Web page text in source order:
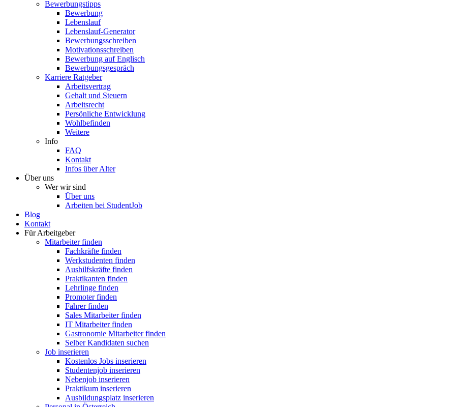
Bewerbungstipps
Bewerbung
Lebenslauf
Lebenslauf-Generator
Bewerbungsschreiben
Motivationsschreiben
Bewerbung auf Englisch
Bewerbungsgespräch
Karriere Ratgeber
Arbeitsvertrag
Gehalt und Steuern
Arbeitsrecht
Persönliche Entwicklung
Wohlbefinden
Weitere
Info
FAQ
Kontakt
Infos über Alter
Über uns
Wer wir sind
Über uns
Arbeiten bei StudentJob
Blog
Kontakt
Für Arbeitgeber
Mitarbeiter finden
Fachkräfte finden
Werkstudenten finden
Aushilfskräfte finden
Praktikanten finden
Lehrlinge finden
Promoter finden
Fahrer finden
Sales Mitarbeiter finden
IT Mitarbeiter finden
Gastronomie Mitarbeiter finden
Selber Kandidaten suchen
Job inserieren
Kostenlos Jobs inserieren
Studentenjob inserieren
Nebenjob inserieren
Praktikum inserieren
Ausbildungsplatz inserieren